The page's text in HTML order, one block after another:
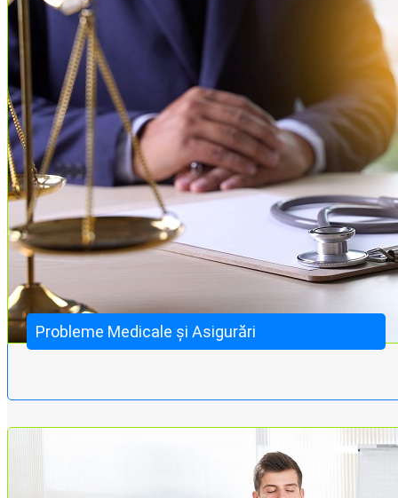
Probleme Medicale și Asigurări